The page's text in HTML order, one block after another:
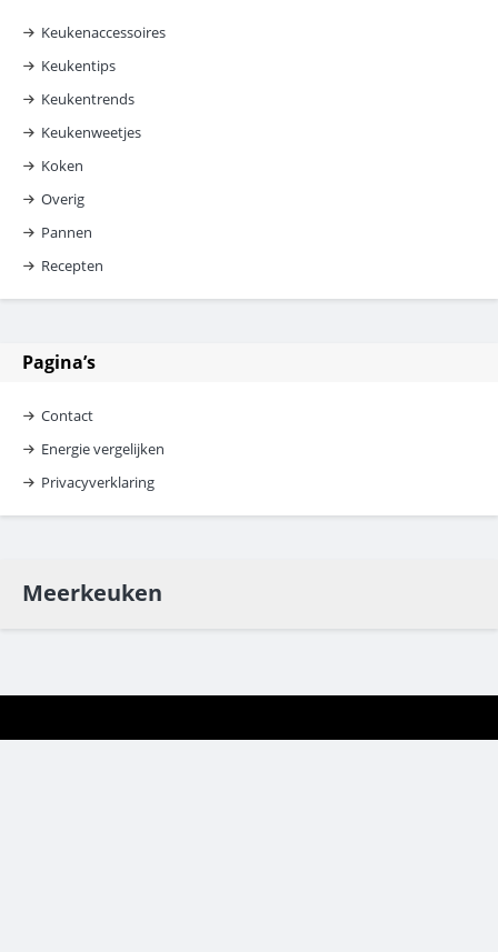
Keukenaccessoires
Keukentips
Keukentrends
Keukenweetjes
Koken
Overig
Pannen
Recepten
Pagina’s
Contact
Energie vergelijken
Privacyverklaring
Meerkeuken